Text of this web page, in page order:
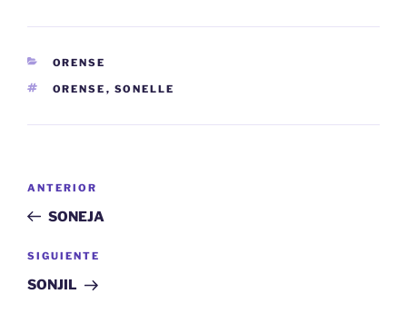
CATEGORÍAS
ORENSE
ETIQUETAS
ORENSE , SONELLE
entradas
Entrada
anterior:
ANTERIOR
SONEJA
Siguiente
entrada
SIGUIENTE
SONJIL